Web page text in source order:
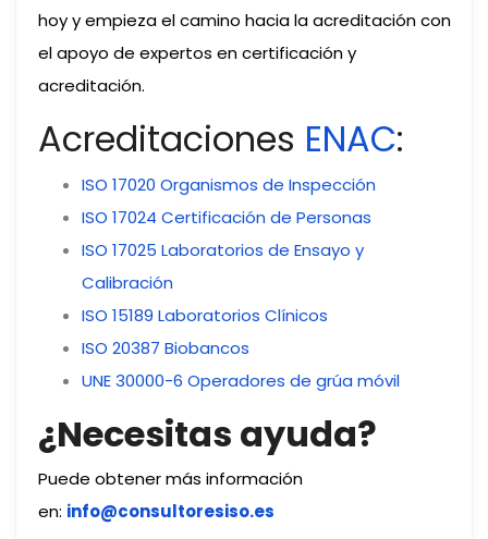
hoy y empieza el camino hacia la acreditación con
el apoyo de expertos en certificación y
acreditación.
Acreditaciones ENAC:
ISO 17020 Organismos de Inspección
ISO 17024 Certificación de Personas
ISO 17025 Laboratorios de Ensayo y
Calibración
ISO 15189 Laboratorios Clínicos
ISO 20387 Biobancos
UNE 30000-6 Operadores de grúa móvil
¿Necesitas ayuda?
Puede obtener más información
en: info@consultoresiso.es